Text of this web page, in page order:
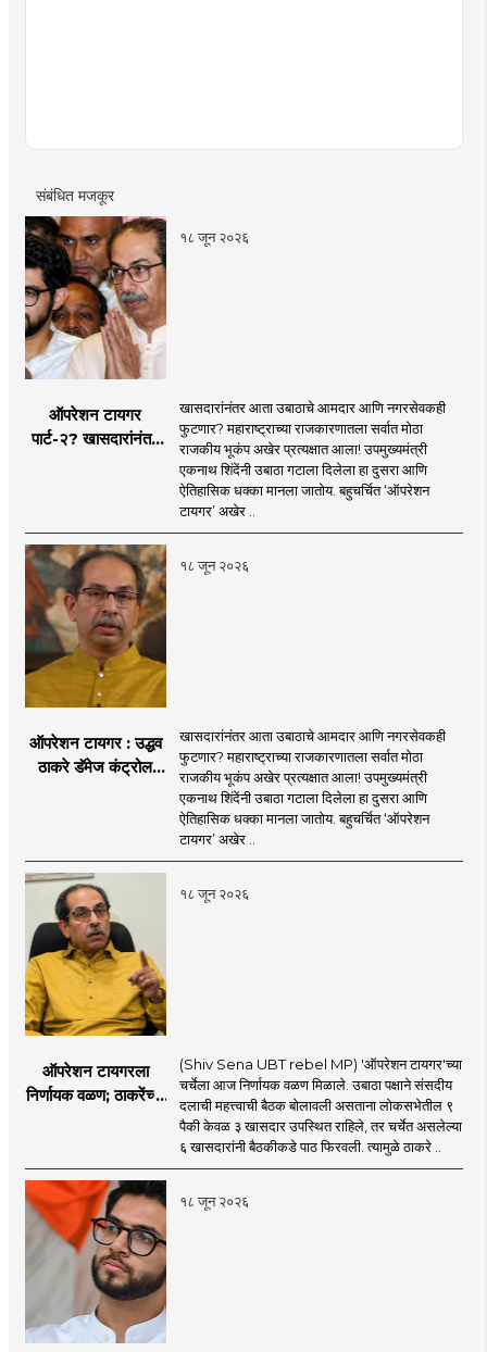
संबंधित मजकूर
१८ जून २०२६
ऑपरेशन टायगर
पार्ट-२? खासदारांनंतर
खासदारांनंतर आता उबाठाचे आमदार आणि नगरसेवकही
फुटणार? महाराष्ट्राच्या राजकारणातला सर्वात मोठा
राजकीय भूकंप अखेर प्रत्यक्षात आला! उपमुख्यमंत्री
एकनाथ शिंदेंनी उबाठा गटाला दिलेला हा दुसरा आणि
ऐतिहासिक धक्का मानला जातोय. बहुचर्चित ‘ऑपरेशन
टायगर’ अखेर ..
१८ जून २०२६
ऑपरेशन टायगर : उद्धव
ठाकरे डॅमेज कंट्रोल
शिंदेंकडे जाण्याच्या चर्चा
सुरू
खासदारांनंतर आता उबाठाचे आमदार आणि नगरसेवकही
फुटणार? महाराष्ट्राच्या राजकारणातला सर्वात मोठा
राजकीय भूकंप अखेर प्रत्यक्षात आला! उपमुख्यमंत्री
एकनाथ शिंदेंनी उबाठा गटाला दिलेला हा दुसरा आणि
ऐतिहासिक धक्का मानला जातोय. बहुचर्चित ‘ऑपरेशन
टायगर’ अखेर ..
१८ जून २०२६
ऑपरेशन टायगरला
निर्णायक वळण; ठाकरेंच्या
विलीन होण्याचा प्रस्ताव?
(Shiv Sena UBT rebel MP) 'ऑपरेशन टायगर'च्या
चर्चेला आज निर्णायक वळण मिळाले. उबाठा पक्षाने संसदीय
दलाची महत्त्वाची बैठक बोलावली असताना लोकसभेतील ९
पैकी केवळ ३ खासदार उपस्थित राहिले, तर चर्चेत असलेल्या
६ खासदारांनी बैठकीकडे पाठ फिरवली. त्यामुळे ठाकरे ..
१८ जून २०२६